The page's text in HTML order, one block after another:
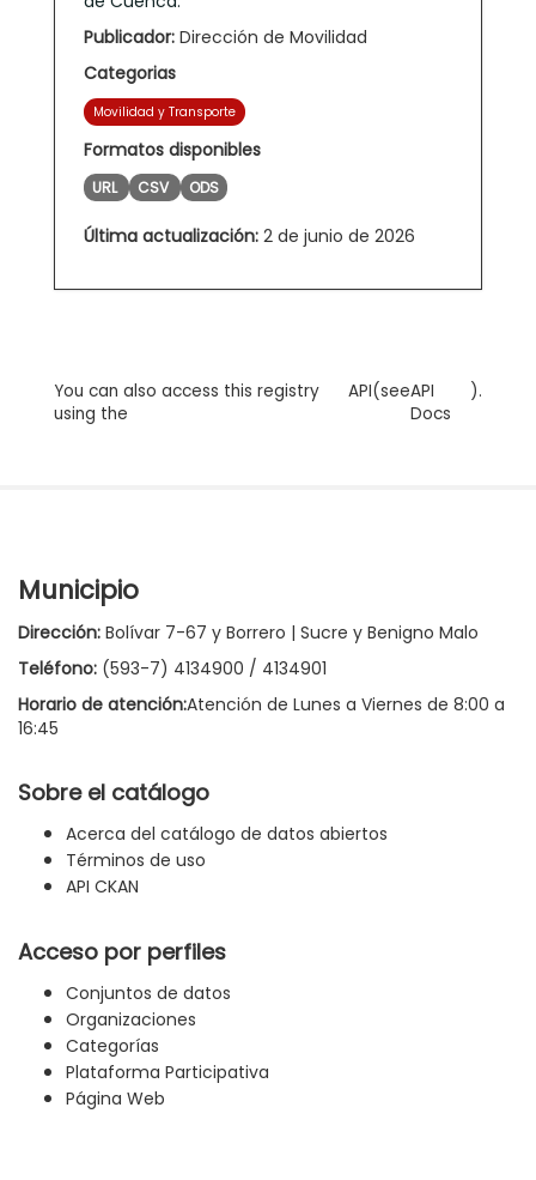
Publicador: Dirección de Movilidad
Categorias
Movilidad y Transporte
Formatos disponibles
URL CSV ODS
Última actualización: 2 de junio de 2026
You can also access this registry
using the
API(seeAPI
Docs
).
Municipio
Dirección: Bolívar 7-67 y Borrero | Sucre y Benigno Malo
Teléfono: (593-7) 4134900 / 4134901
Horario de atención:Atención de Lunes a Viernes de 8:00 a
16:45
Sobre el catálogo
Acerca del catálogo de datos abiertos
Términos de uso
API CKAN
Acceso por perfiles
Conjuntos de datos
Organizaciones
Categorías
Plataforma Participativa
Página Web